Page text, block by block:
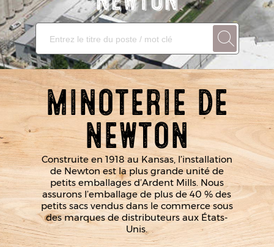
MINOTERIE DE
NEWTON
Construite en 1918 au Kansas, l’installation
de Newton est la plus grande unité de
petits emballages d’Ardent Mills. Nous
assurons l’emballage de plus de 40 % des
petits sacs vendus dans le commerce sous
des marques de distributeurs aux États-
Unis.